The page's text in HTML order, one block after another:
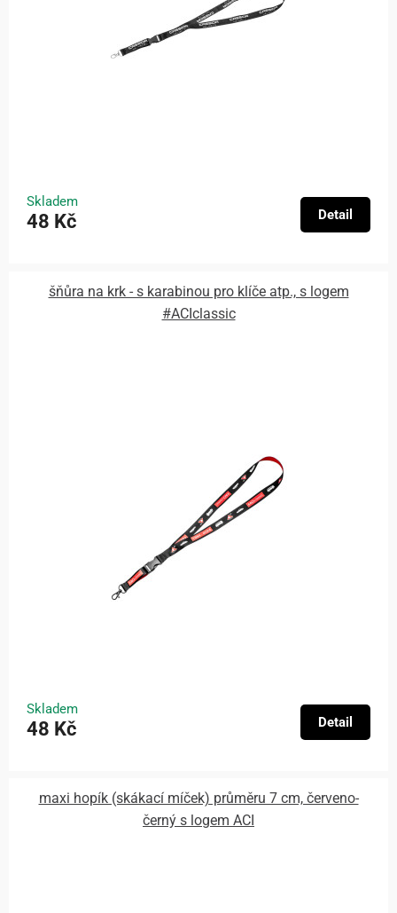
Skladem
48 Kč Detail
šňůra na krk - s karabinou pro klíče atp., s logem
#ACIclassic
Skladem
48 Kč Detail
maxi hopík (skákací míček) průměru 7 cm, červeno-
černý s logem ACI